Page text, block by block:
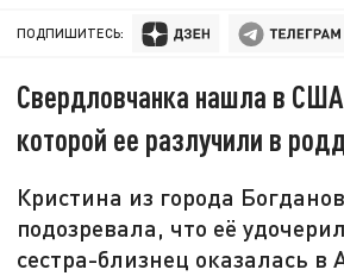
ПОДПИШИТЕСЬ:
Свердловчанка нашла в
которой ее разлучили в
Кристина из города
подозревала, что её
сестра-близнец оказалась в